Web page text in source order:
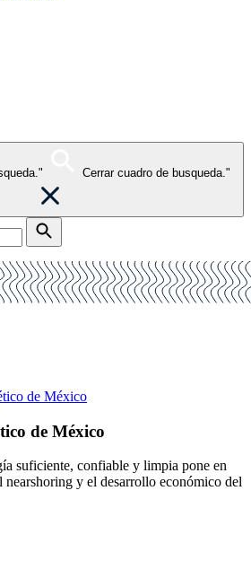
Cerrar cuadro de busqueda."
de México
de México
suficiente, confiable y limpia pone en
nearshoring y el desarrollo económico del